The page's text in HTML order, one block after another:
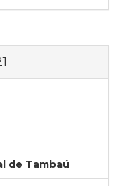
de Tambaú